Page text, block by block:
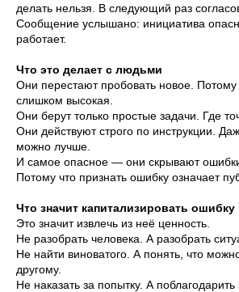
делать нельзя. В следующий раз
Сообщение услышано: инициатива
работает.
Что это делает с людьми
Они перестают пробовать новое.
слишком высокая.
Они берут только простые задачи. Где
Они действуют строго по инструкции.
можно лучше.
И самое опасное — они скрывают
Потому что признать ошибку означает
Что значит капитализировать ошибку
Это значит извлечь из неё ценность.
Не разобрать человека. А разобрать
Не найти виноватого. А понять, что
другому.
Не наказать за попытку. А поблагодарить